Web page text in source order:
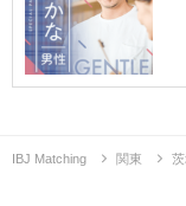
IBJ Matching 関東